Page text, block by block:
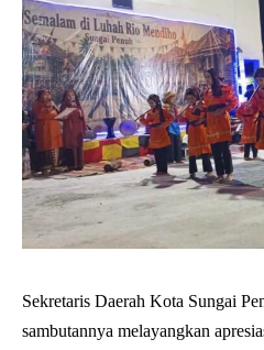
Sekretaris Daerah Kota Sungai
sambutannya melayangkan